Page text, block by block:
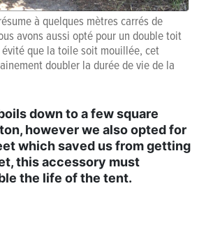
à quelques mètres carrés de
avons aussi opté pour un double toit
évité que la toile soit mouillée, cet
doubler la durée de vie de la
down to a few square
however we also opted for
which saved us from getting
this accessory must
the life of the tent.